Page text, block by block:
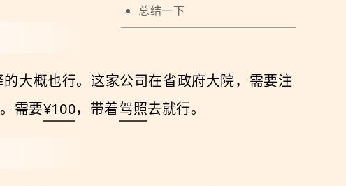
总结一下
大概也行。这家公司在省政府大院，需要注
需要¥100，带着驾照去就行。